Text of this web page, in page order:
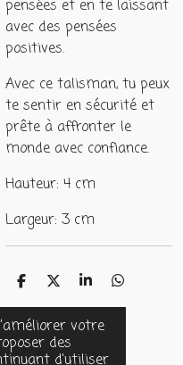
votre
des
pensées et en te laissant
avec des pensées
positives.
Avec ce talisman, tu peux
te sentir en sécurité et
prête à affronter le
monde avec confiance.
Hauteur: 4 cm
Largeur: 3 cm
P
t
a
g
P
t
a
g
P
t
g
P